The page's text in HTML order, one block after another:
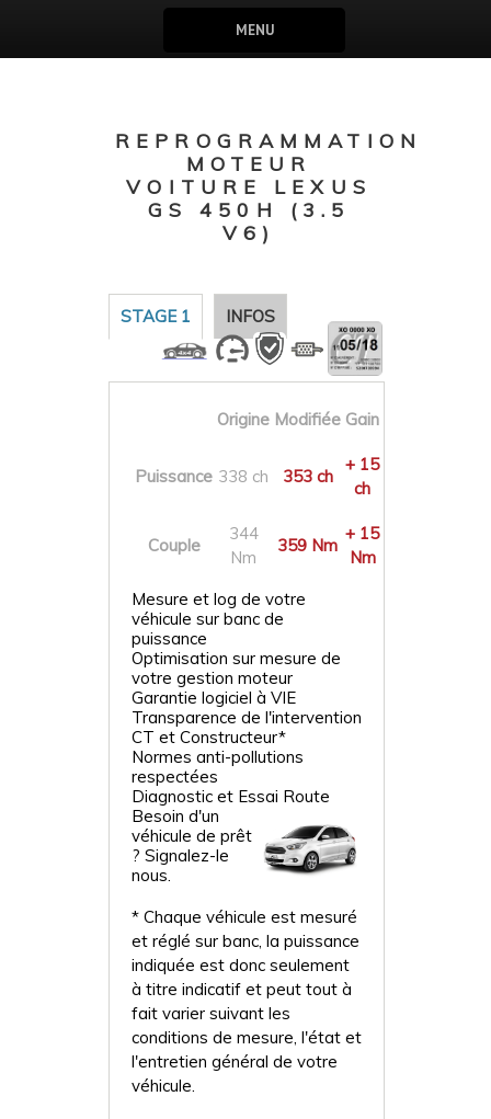
MENU
REPROGRAMMATION
MOTEUR
VOITURE LEXUS
GS 450H (3.5
V6)
STAGE 1 INFOS
Origine Modifiée Gain
Puissance 338 ch 353 ch
+ 15
ch
Couple
344
Nm
359 Nm
+ 15
Nm
Mesure et log de votre
véhicule sur banc de
puissance
Optimisation sur mesure de
votre gestion moteur
Garantie logiciel à VIE
Transparence de l'intervention
CT et Constructeur*
Normes anti-pollutions
respectées
Diagnostic et Essai Route
Besoin d'un
véhicule de prêt
? Signalez-le
nous.
* Chaque véhicule est mesuré
et réglé sur banc, la puissance
indiquée est donc seulement
à titre indicatif et peut tout à
fait varier suivant les
conditions de mesure, l'état et
l'entretien général de votre
véhicule.